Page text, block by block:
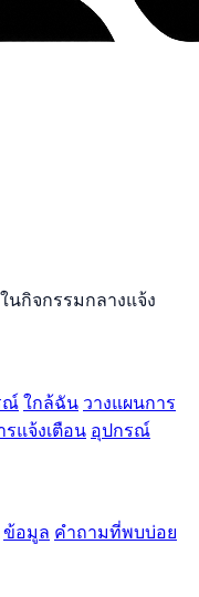
กิจกรรมกลางแจ้ง
ณ์ใกล้ฉัน วางแผนการ
รแจ้งเตือน อุปกรณ์
ข้อมูล คำถามที่พบบ่อย